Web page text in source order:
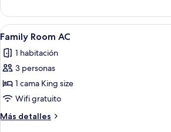
No
Lift
Room
AC
-
Lift
Abrir
todas
las
fotos
de
Family
Room
AC
Una
3
Family Room AC
1 habitación
3 personas
1 cama King size
Wifi gratuito
Más detalles
Más